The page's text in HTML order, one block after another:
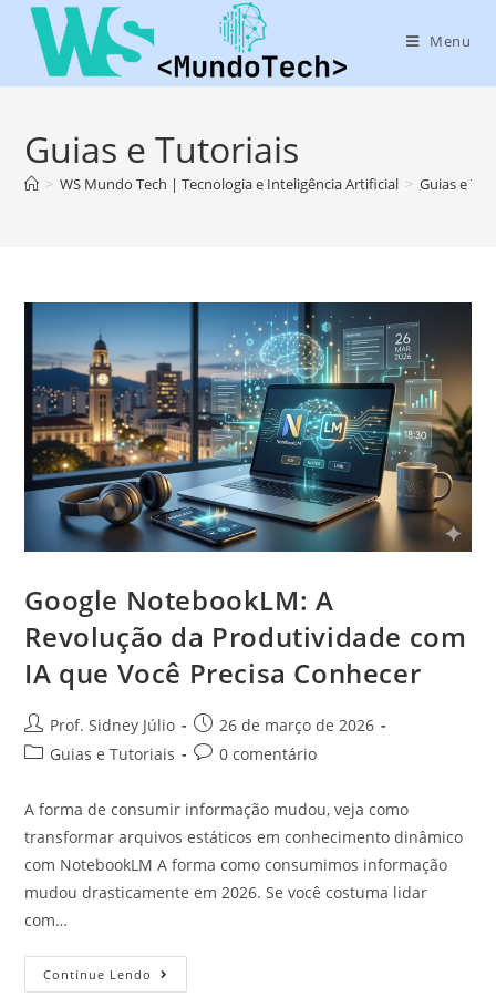
Menu
Guias e Tutoriais
> WS Mundo Tech | Tecnologia e Inteligência Artificial > Guias e
Google NotebookLM: A
Revolução da Produtividade com
IA que Você Precisa Conhecer
Prof. Sidney Júlio
26 de março de 2026
Guias e Tutoriais
0 comentário
A forma de consumir informação mudou, veja como
transformar arquivos estáticos em conhecimento dinâmico
com NotebookLM A forma como consumimos informação
mudou drasticamente em 2026. Se você costuma lidar
com…
Continue Lendo